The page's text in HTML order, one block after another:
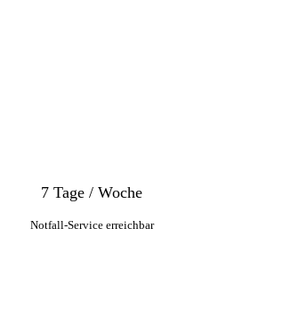
7 Tage / Woche
Notfall-Service erreichbar